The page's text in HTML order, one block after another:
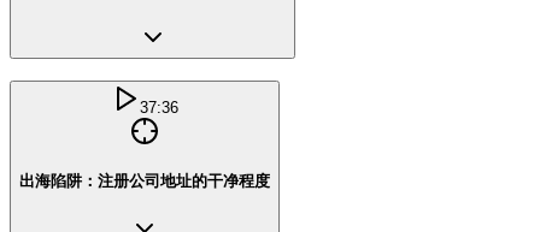
37:36
出海陷阱：注册公司地址的干净程度